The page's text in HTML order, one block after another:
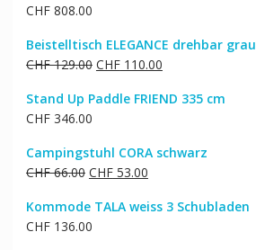
CHF808.00
Beistelltisch ELEGANCE drehbar grau
CHF129.00 Ursprünglicher
war:
CHF110.00Aktueller
ist:
Stand Up Paddle FRIEND 335 cm
CHF346.00
Campingstuhl CORA schwarz
CHF66.00 Ursprünglicher
war:
CHF 66.00
CHF53.00Aktueller
ist:
Kommode TALA weiss 3 Schubladen
CHF136.00